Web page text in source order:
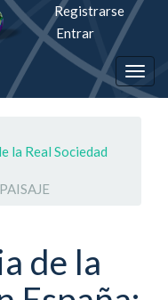
Registrarse
Entrar
la Real Sociedad
de la